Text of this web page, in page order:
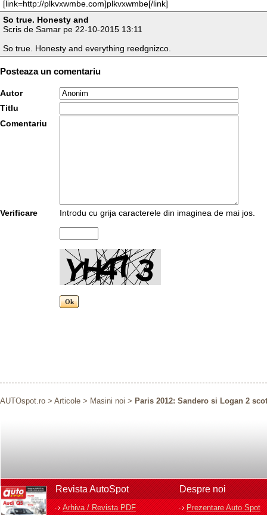
[link=http://plkvxwmbe.com]plkvxwmbe[/link]
So true. Honesty and
Scris de Samar pe 22-10-2015 13:11
So true. Honesty and everything reedgnizco.
Posteaza un comentariu
Autor
Titlu
Comentariu
Verificare Introdu cu grija caracterele din imaginea de mai jos.
AUTOspot.ro > Articole > Masini noi > Paris 2012: Sandero si Logan 2
Revista AutoSpot
Arhiva / Revista PDF
Despre noi
Prezentare Auto Spot